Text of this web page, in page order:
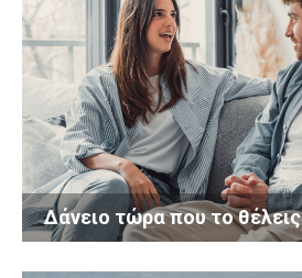
Δάνειο τώρα που το θέλεις